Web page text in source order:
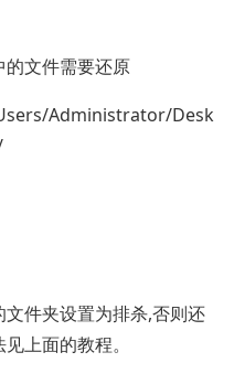
文件需要还原
Administrator/Desk
件夹设置为排杀,否则还
上面的教程。